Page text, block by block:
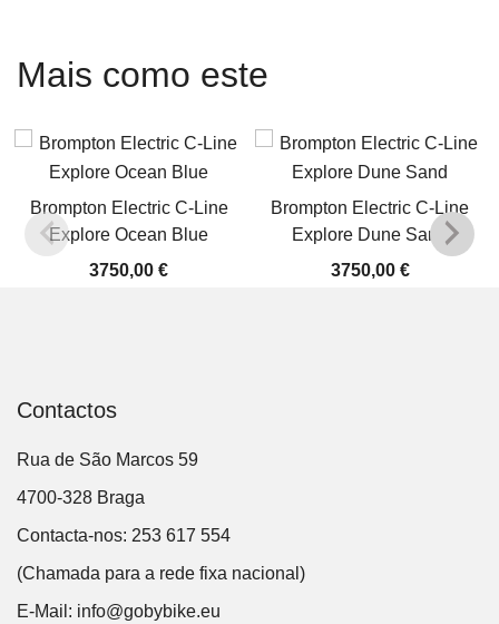
Mais como este
Brompton Electric C-Line
Explore Ocean Blue
3750,00€
Brompton Electric C-Line
Explore Dune Sand
3750,00 €
Contactos
Rua de São Marcos 59
4700-328 Braga
Contacta-nos: 253 617 554
(Chamada para a rede fixa nacional)
E-Mail: info@gobybike.eu